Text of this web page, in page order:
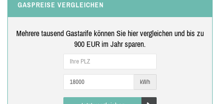
GASPREISE VERGLEICHEN
Mehrere tausend Gastarife können Sie hier vergleichen und bis zu
900 EUR im Jahr sparen.
kWh